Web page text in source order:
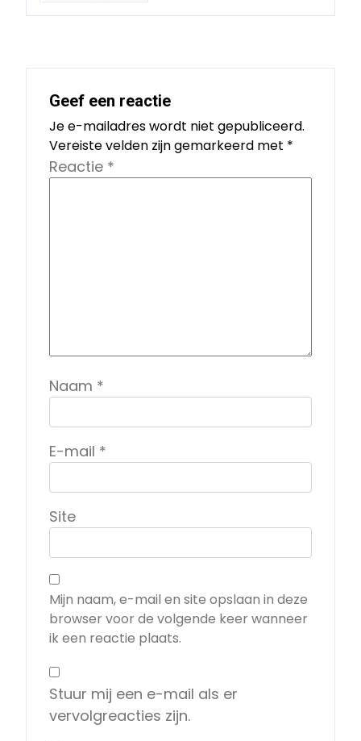
Geef een reactie
Je e-mailadres wordt niet gepubliceerd.
Vereiste velden zijn gemarkeerd met *
Reactie *
Naam *
E-mail *
Site
Mijn naam, e-mail en site opslaan in deze
browser voor de volgende keer wanneer
ik een reactie plaats.
Stuur mij een e-mail als er
vervolgreacties zijn.